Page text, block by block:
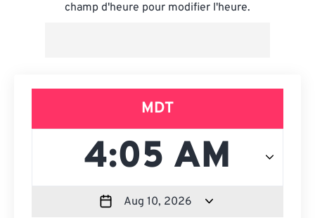
champ d'heure pour modifier l'heure.
MDT